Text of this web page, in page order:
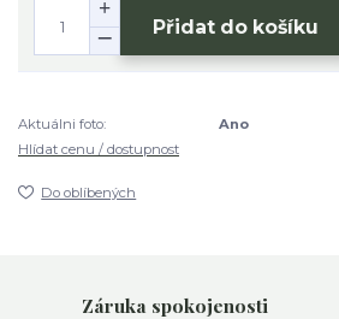
Přidat do košíku
Aktuálni foto:
Ano
Hlídat cenu / dostupnost
Do oblíbených
Záruka spokojenosti